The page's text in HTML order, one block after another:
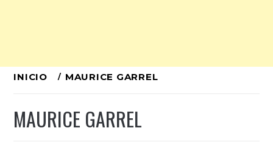
Ir
contenido
INICIO MAURICE GARREL
MAURICE GARREL